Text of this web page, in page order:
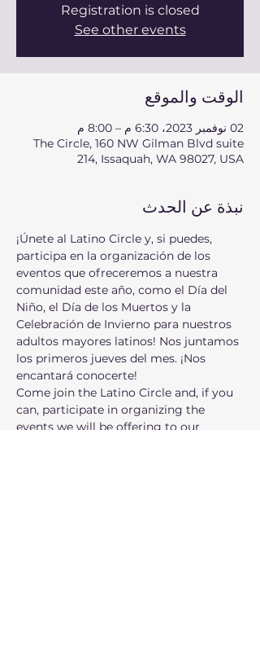
Registration is closed
See other events
الوقت والموقع
02 نوفمبر 2023، 6:30 م – 8:00 م
The Circle, 160 NW Gilman Blvd suite
214, Issaquah, WA 98027, USA
نبذة عن الحدث
¡Únete al Latino Circle y, si puedes,
participa en la organización de los
eventos que ofreceremos a nuestra
comunidad este año, como el Día del
Niño, el Día de los Muertos y la
Celebración de Invierno para nuestros
adultos mayores latinos! Nos juntamos
los primeros jueves del mes. ¡Nos
encantará conocerte!
Come join the Latino Circle and, if you
can, participate in organizing the
events we will be offering to our